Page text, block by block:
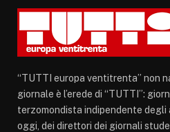
“TUTTI europa ventitrenta” non
giornale è l’erede di “TUTTI”:
terzomondista indipendente degli
oggi, dei direttori dei giornali